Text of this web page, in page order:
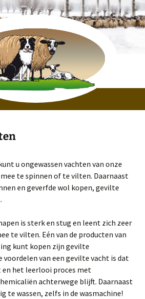
Ottoland
unieke omgeving
u ongewassen vachten van onze
te spinnen of te vilten. Daarnaast
en geverfde wol kopen, gevilte
is sterk en stug en leent zich zeer
te vilten. Eén van de producten van
kunt kopen zijn gevilte
voordelen van een gevilte vacht is dat
en het leerlooi proces met
achterwege blijft. Daarnaast
te wassen, zelfs in de wasmachine!